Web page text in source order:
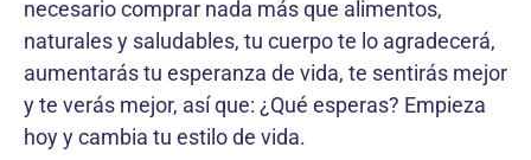
necesario comprar nada más que alimentos,
naturales y saludables, tu cuerpo te lo agradecerá,
aumentarás tu esperanza de vida, te sentirás mejor
y te verás mejor, así que: ¿Qué esperas? Empieza
hoy y cambia tu estilo de vida.